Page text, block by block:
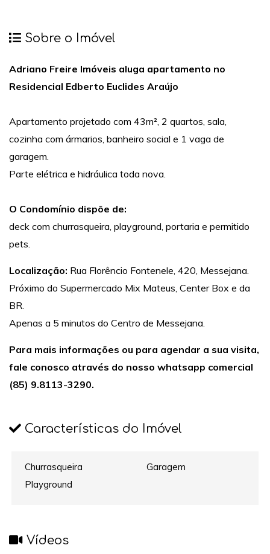
Sobre o Imóvel
Adriano Freire Imóveis aluga apartamento no
Residencial Edberto Euclides Araújo
Apartamento projetado com 43m², 2 quartos, sala,
cozinha com ármarios, banheiro social e 1 vaga de
garagem.
Parte elétrica e hidráulica toda nova.
O Condomínio dispõe de:
deck com churrasqueira, playground, portaria e permitido
pets.
Localização: Rua Florêncio Fontenele, 420, Messejana.
Próximo do Supermercado Mix Mateus, Center Box e da
BR.
Apenas a 5 minutos do Centro de Messejana.
Para mais informações ou para agendar a sua visita,
fale conosco através do nosso whatsapp comercial
(85) 9.8113-3290.
Características do Imóvel
Churrasqueira
Garagem
Playground
Vídeos